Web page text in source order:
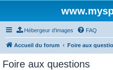
Hébergeur d'images FAQ
Accueil du forum Foire aux
Foire aux questions